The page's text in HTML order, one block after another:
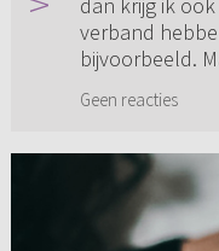
verband
bijvoorbeeld.
Geen reacties